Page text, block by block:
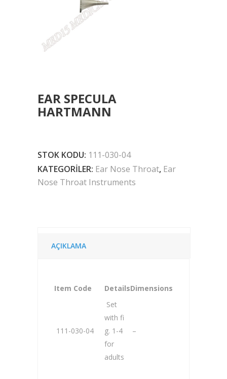
EAR SPECULA
HARTMANN
STOK KODU: 111-030-04
KATEGORILER: Ear Nose Throat, Ear
Nose Throat Instruments
AÇIKLAMA
Item Code DetailsDimensions
111-030-04
Set
with fi
g. 1-4
for
adults
–